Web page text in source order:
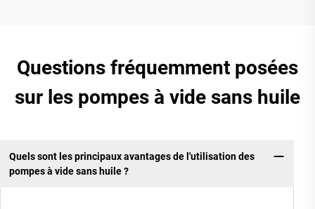
Questions fréquemment posées
sur les pompes à vide sans huile
Quels sont les principaux avantages de l'utilisation des
pompes à vide sans huile ?